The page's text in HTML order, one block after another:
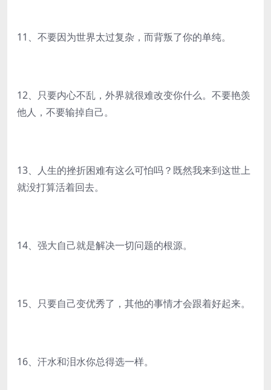
11、不要因为世界太过复杂，而背叛了你的单纯。
12、只要内心不乱，外界就很难改变你什么。不要艳羡
他人，不要输掉自己。
13、人生的挫折困难有这么可怕吗？既然我来到这世上
就没打算活着回去。
14、强大自己就是解决一切问题的根源。
15、只要自己变优秀了，其他的事情才会跟着好起来。
16、汗水和泪水你总得选一样。